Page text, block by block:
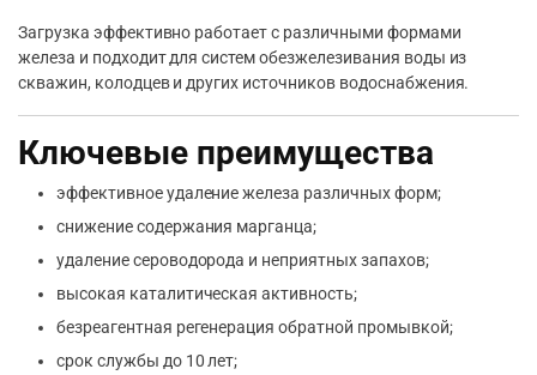
Загрузка эффективно работает с различными формами
железа и подходит для систем обезжелезивания воды из
скважин, колодцев и других источников водоснабжения.
Ключевые преимущества
эффективное удаление железа различных форм;
снижение содержания марганца;
удаление сероводорода и неприятных запахов;
высокая каталитическая активность;
безреагентная регенерация обратной промывкой;
срок службы до 10 лет;